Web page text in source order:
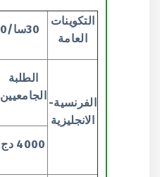
التكوينات
العامة
30سا/20 طالب في الفوج
الفرنسية-
الانجليزية
الطلبة
الجامعيين
4000 دج